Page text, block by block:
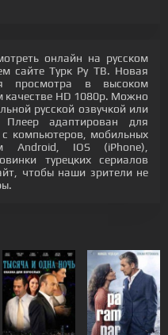
онлайн на русском
сайте Турк Ру ТВ. Новая
просмотра в высоком
качестве HD 1080p. Можно
русской озвучкой или
адаптирован для
компьютеров, мобильных
Android, IOS (iPhone),
турецких сериалов
чтобы наши зрители не